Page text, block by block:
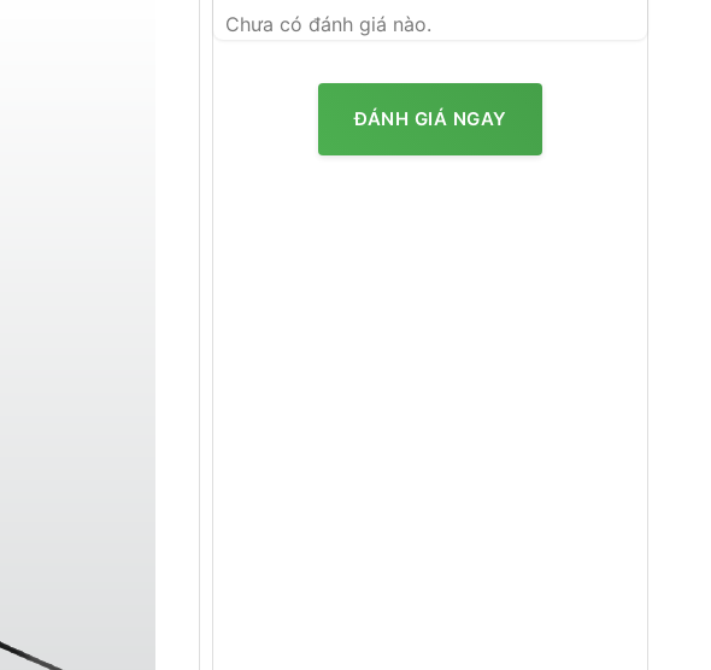
Chưa có đánh giá nào.
ĐÁNH GIÁ NGAY